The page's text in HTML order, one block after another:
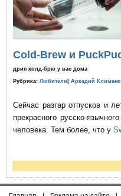
Cold-Brew и
дрип колд-брю у вас дома
Рубрика: Любители Аркадий
Сейчас разгар отпусков и
прекрасного русско-
человека. Тем более, что у